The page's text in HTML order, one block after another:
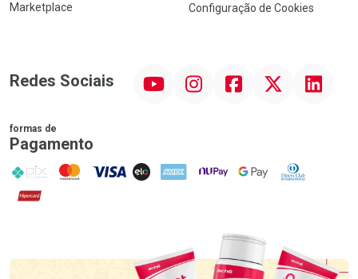
Marketplace
Configuração de Cookies
Redes Sociais InstagramFacebookTwitter Linkedin
formas de
Pagamento
PIX MasterCard
VISA ELO AMEX NuPay Google PayDiners Club
Hipercard